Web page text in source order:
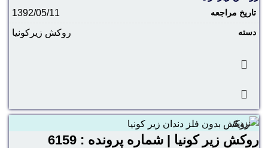
تاریخ مراجعه 1392/05/11
دسته روکش زیرکونیا
نزدیک
روکش زیر کونیا | شماره پرونده : 6159